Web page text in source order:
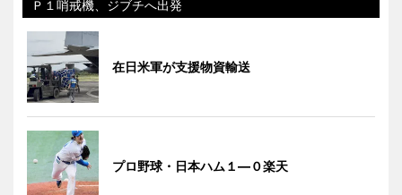
Ｐ１哨戒機、ジブチへ出発
在日米軍が支援物資輸送
プロ野球・日本ハム１―０楽天